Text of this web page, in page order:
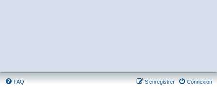
FAQ Connexion
S’enregistrer